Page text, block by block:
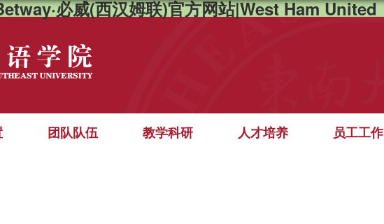
必威(西汉姆联)官方网站|West Ham United
团队队伍 教学科研 人才培养 员工工作